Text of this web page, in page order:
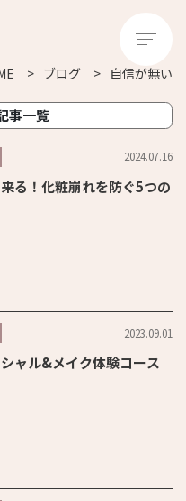
ブログ 自信が無い
事一覧
2024.07.16
る！化粧崩れを防ぐ5つの
2023.09.01
ャル&メイク体験コース